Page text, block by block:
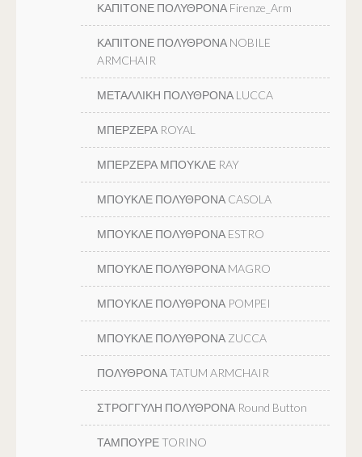
ΚΑΠΙΤΟΝΕ ΠΟΛΥΘΡΟΝΑ Firenze_Arm
ΚΑΠΙΤΟΝΕ ΠΟΛΥΘΡΟΝΑ NOBILE
ARMCHAIR
ΜΕΤΑΛΛΙΚΗ ΠΟΛΥΘΡΟΝΑ LUCCA
ΜΠΕΡΖΕΡΑ ROYAL
ΜΠΕΡΖΕΡΑ ΜΠΟΥΚΛΕ RAY
ΜΠΟΥΚΛΕ ΠΟΛΥΘΡΟΝΑ CASOLA
ΜΠΟΥΚΛΕ ΠΟΛΥΘΡΟΝΑ ESTRO
ΜΠΟΥΚΛΕ ΠΟΛΥΘΡΟΝΑ MAGRO
ΜΠΟΥΚΛΕ ΠΟΛΥΘΡΟΝΑ POMPEI
ΜΠΟΥΚΛΕ ΠΟΛΥΘΡΟΝΑ ZUCCA
ΠΟΛΥΘΡΟΝΑ TATUM ARMCHAIR
ΣΤΡΟΓΓΥΛΗ ΠΟΛΥΘΡΟΝΑ Round Button
ΤΑΜΠΟΥΡΕ TORINO